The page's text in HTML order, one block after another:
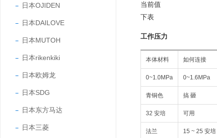
日本OJIDEN
日本DAILOVE
日本MUTOH
日本rikenkiki
日本欧姆龙
日本SDG
日本东方马达
日本三菱
当前值
下表
工作压力
本体材料 如何连接
0~1.0MPa 0~1.6MPa
青铜色 搞 砸
32 安培 可用
法兰 15 ~ 25 安培